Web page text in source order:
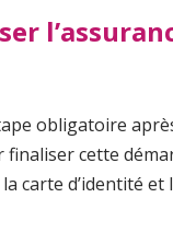
obligatoire
cette
carte d’identité et